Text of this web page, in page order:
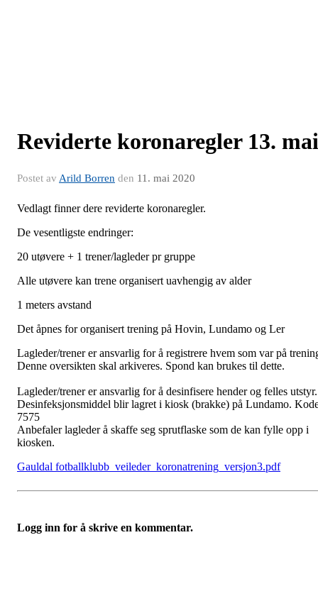
Reviderte koronaregler 13. mai
Postet av Arild Borren den 11. mai 2020
Vedlagt finner dere reviderte koronaregler.
De vesentligste endringer:
20 utøvere + 1 trener/lagleder pr gruppe
Alle utøvere kan trene organisert uavhengig av alder
1 meters avstand
Det åpnes for organisert trening på Hovin, Lundamo og Ler
Lagleder/trener er ansvarlig for å registrere hvem som var på
Denne oversikten skal arkiveres. Spond kan brukes til dette.
Lagleder/trener er ansvarlig for å desinfisere hender og felles utstyr.
Desinfeksjonsmiddel blir lagret i kiosk (brakke) på Lundamo.
7575
Anbefaler lagleder å skaffe seg sprutflaske som de kan fylle opp i
kiosken.
Gauldal fotballklubb_veileder_koronatrening_versjon3.pdf
Logg inn for å skrive en kommentar.